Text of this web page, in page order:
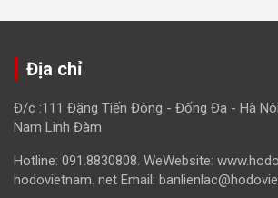
Địa chỉ
Đ/c :111 Đặng Tiến Đông - Đống Đa - Hà
Nam Linh Đàm
Hotline: 091.8830808. WeWebsite:
hodovietnam. net Email: